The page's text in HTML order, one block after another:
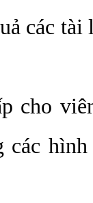
các
cho